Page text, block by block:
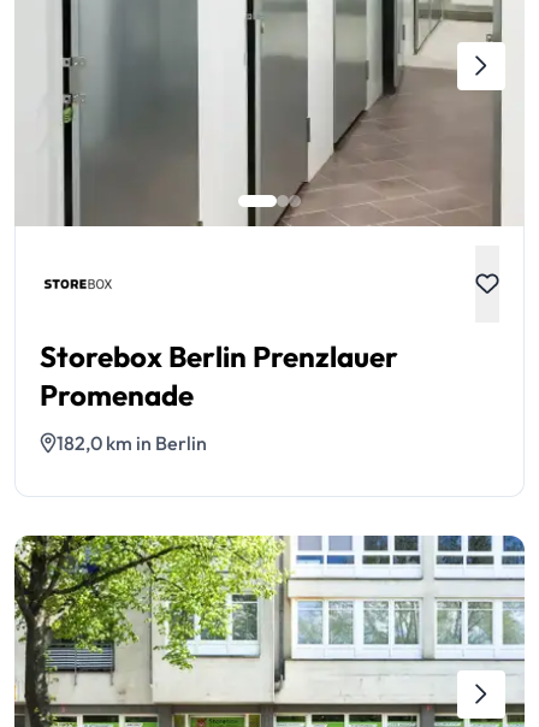
Storebox Berlin Prenzlauer
Promenade
182,0 km in Berlin